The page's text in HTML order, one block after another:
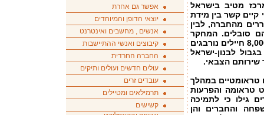
מטיב בישראל
קיים קשר בין מידת
מהחברה, לבין
סובלים. המחקר
בחן את השפעת התמיכה החברתית על 8,000 חיילים נורבגים
לבנון-ישראל
טראומטיים במהלך
טראומה והפרעות
גילו כי לתמיכה
והחברים והן
אפשר גם אחרת
יוצאי הדופן והמיוחדים
אנשים , מחשבים ואינטרנט
קיבוצים ואנשי ההתיישבות
החברה החרדית
עולים חדשים ועולים ותיקים
עובדים זרים
תרמילאים ומטיילים
קשישים